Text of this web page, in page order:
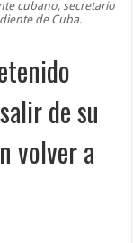
cubano, secretario
de Cuba.
de su
volver a